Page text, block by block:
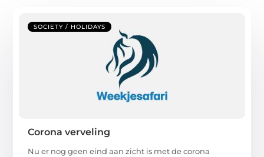
SOCIETY / HOLIDAYS
Corona verveling
Nu er nog geen eind aan zicht is met de corona